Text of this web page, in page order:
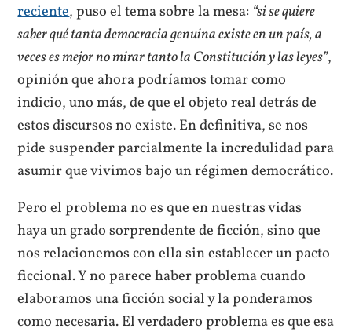
reciente, puso el tema sobre la mesa: “si se quiere
saber qué tanta democracia genuina existe en un país, a
veces es mejor no mirar tanto la Constitución y las leyes”,
opinión que ahora podríamos tomar como
indicio, uno más, de que el objeto real detrás de
estos discursos no existe. En definitiva, se nos
pide suspender parcialmente la incredulidad para
asumir que vivimos bajo un régimen democrático.
Pero el problema no es que en nuestras vidas
haya un grado sorprendente de ficción, sino que
nos relacionemos con ella sin establecer un pacto
ficcional. Y no parece haber problema cuando
elaboramos una ficción social y la ponderamos
como necesaria. El verdadero problema es que esa